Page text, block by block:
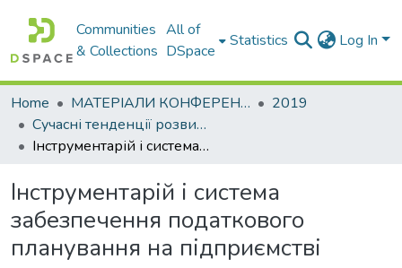
Communities
& Collections
All of
DSpace
Statistics Log In
Home МАТЕРІАЛИ КОНФЕРЕНЦІЙ
2019
Сучасні тенденції розвитку обліку, оподаткування та міжнародних економічних відносин
Інструментарій і система забезпечення податкового планування на підприємстві
Інструментарій і система
забезпечення податкового
планування на підприємстві